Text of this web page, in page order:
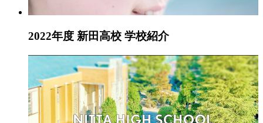
2022年度 新田高校 学校紹介